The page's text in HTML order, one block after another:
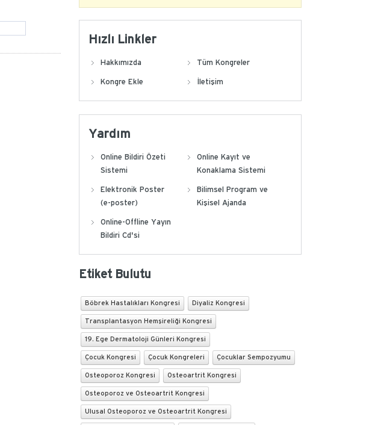
Hızlı Linkler
Hakkımızda Tüm Kongreler
Kongre Ekle İletişim
Yardım
Online Bildiri Özeti
Sistemi
Online Kayıt ve
Konaklama Sistemi
Elektronik Poster
(e-poster)
Bilimsel Program ve
Kişisel Ajanda
Online-Offline Yayın
Bildiri Cd'si
Etiket Bulutu
Böbrek Hastalıkları Kongresi Diyaliz Kongresi
Transplantasyon Hemşireliği Kongresi
19. Ege Dermatoloji Günleri Kongresi
Çocuk Kongresi Çocuk Kongreleri Çocuklar Sempozyumu
Osteoporoz Kongresi Osteoartrit Kongresi
Osteoporoz ve Osteoartrit Kongresi
Ulusal Osteoporoz ve Osteoartrit Kongresi